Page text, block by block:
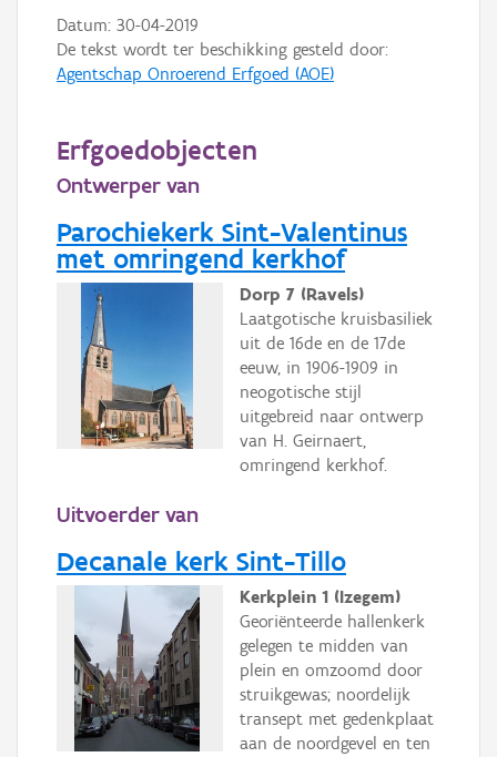
Datum: 30-04-2019
De tekst wordt ter beschikking gesteld door:
Agentschap Onroerend Erfgoed (AOE)
Erfgoedobjecten
Ontwerper van
Parochiekerk Sint-Valentinus
met omringend kerkhof
Dorp 7 (Ravels)
Laatgotische kruisbasiliek
uit de 16de en de 17de
eeuw, in 1906-1909 in
neogotische stijl
uitgebreid naar ontwerp
van H. Geirnaert,
omringend kerkhof.
Uitvoerder van
Decanale kerk Sint-Tillo
Kerkplein 1 (Izegem)
Georiënteerde hallenkerk
gelegen te midden van
plein en omzoomd door
struikgewas; noordelijk
transept met gedenkplaat
aan de noordgevel en ten